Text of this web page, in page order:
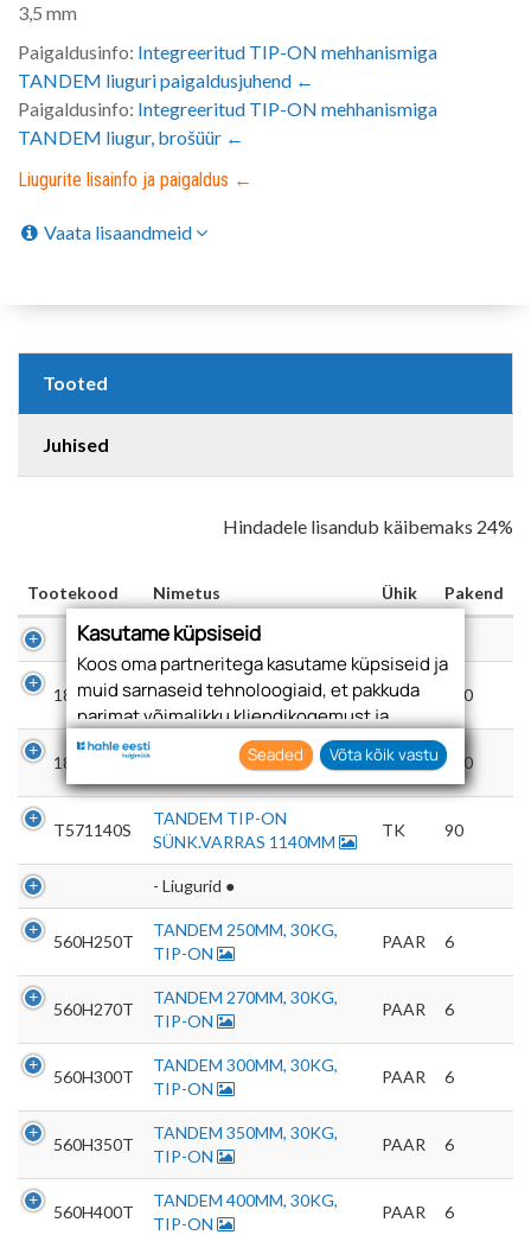
3,5 mm
Paigaldusinfo: Integreeritud TIP-ON mehhanismiga
TANDEM liuguri paigaldusjuhend ←
Paigaldusinfo: Integreeritud TIP-ON mehhanismiga
TANDEM liugur, brošüür ←
Liugurite lisainfo ja paigaldus ←
Vaata lisaandmeid
Tooted
Juhised
Hindadele lisandub käibemaks 24%
Tootekood Nimetus Ühik Pakend
- Telli lisaks ●
1856800
TANDEM LIUGURI
KINNITUS, PAREM
TK 100
1856980
TANDEM LIUGURI
KINNITUS, VASAK
TK 100
T571140S
TANDEM TIP-ON
SÜNK.VARRAS 1140MM
TK 90
- Liugurid ●
560H250T
TANDEM 250MM, 30KG,
TIP-ON
PAAR 6
560H270T
TANDEM 270MM, 30KG,
TIP-ON
PAAR 6
560H300T
TANDEM 300MM, 30KG,
TIP-ON
PAAR 6
560H350T
TANDEM 350MM, 30KG,
TIP-ON
PAAR 6
560H400T
TANDEM 400MM, 30KG,
TIP-ON
PAAR 6
Kasutame küpsiseid
Koos oma partneritega kasutame küpsiseid ja
muid sarnaseid tehnoloogiaid, et pakkuda
parimat võimalikku kliendikogemust ja
asjakohast reklaami.
Nõustudes lubate oma teabe kogumiseks ja
kasutamiseks kasutada küpsiseid ja
tehnoloogiaid. Samuti saate oma nõusoleku
anda, klõpsates menüüdes nuppu "Seaded".
Seaded Võta kõik vastu